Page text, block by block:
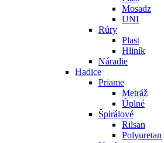
Mosadz
UNI
Rúry
Plast
Hliník
Náradie
Hadice
Priame
Metráž
Úplné
Špirálové
Rilsan
Polyuretan